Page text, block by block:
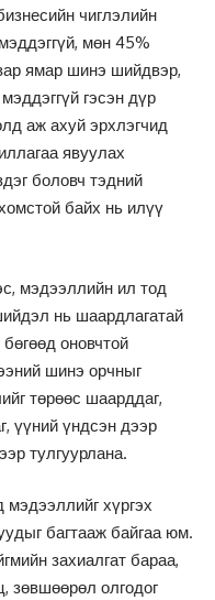
чиглэлийн
мөн 45%
ямар шинэ шийдвэр,
гэсэн дүр
аж ахуй эрхлэгчид
явуулах
боловч тэдний
байх нь илүү
мэдээллийн ил тод
нь шаардлагатай
оновчтой
шинэ орчныг
төрөөс шаарддаг,
үүний үндсэн дээр
тулгуурлана.
хүргэх
багтааж байгаа юм.
захиалгат бараа,
зөвшөөрөл олгодог